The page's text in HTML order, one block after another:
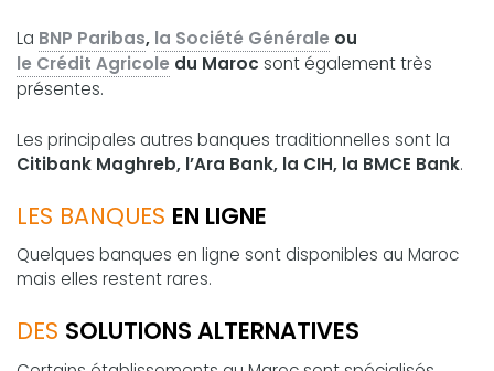
La BNP Paribas, la Société Générale ou
le Crédit Agricole du Maroc sont également très
présentes.
Les principales autres banques traditionnelles sont la
Citibank Maghreb, l’Ara Bank, la CIH, la BMCE Bank.
LES BANQUES EN LIGNE
Quelques banques en ligne sont disponibles au Maroc
mais elles restent rares.
DES SOLUTIONS ALTERNATIVES